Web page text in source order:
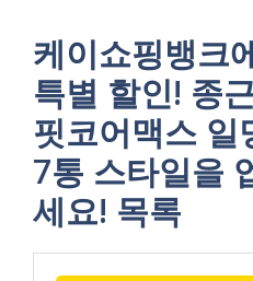
케이쇼핑뱅크
특별 할인! 종
핏코어맥스 일
7통 스타일을
세요! 목록